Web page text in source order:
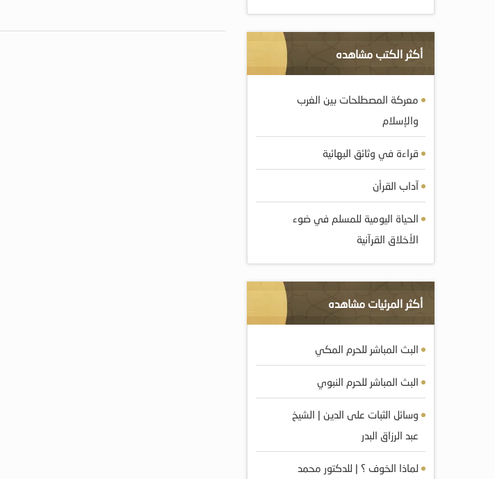
أكثر الكتب مشاهده
معركة المصطلحات بين الغرب
والإسلام
قراءة في وثائق البهائية
آداب القرأن
الحياة اليومية للمسلم في ضوء
الأخلاق القرآنية
أكثر المرئيات مشاهده
البث المباشر للحرم المكي
البث المباشر للحرم النبوي
وسائل الثبات على الدين | الشيخ
عبد الرزاق البدر
لماذا الخوف ؟ | للدكتور محمد